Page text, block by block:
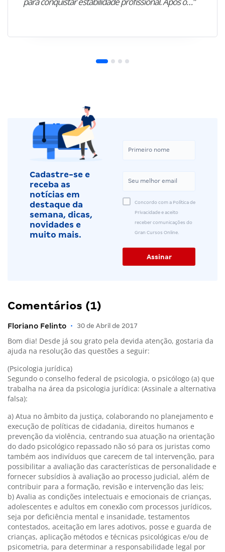
Cadastre-se e
receba as
notícias em
destaque da
semana, dicas,
novidades e
muito mais.
Concordo com a Política de
Privacidade e aceito
receber comunicações do
Gran Cursos Online.
Comentários (1)
Floriano Felinto • 30 de Abril de 2017
Bom dia! Desde já sou grato pela devida atenção, gostaria da
ajuda na resolução das questões a seguir:
(Psicologia jurídica)
Segundo o conselho federal de psicologia, o psicólogo (a) que
trabalha na área da psicologia jurídica: (Assinale a alternativa
falsa):
a) Atua no âmbito da justiça, colaborando no planejamento e
execução de políticas de cidadania, direitos humanos e
prevenção da violência, centrando sua atuação na orientação
do dado psicológico repassado não só para os juristas como
também aos indivíduos que carecem de tal intervenção, para
possibilitar a avaliação das características de personalidade e
fornecer subsídios à avaliação ao processo judicial, além de
contribuir para a formação, revisão e intervenção das leis;
b) Avalia as condições intelectuais e emocionais de crianças,
adolescentes e adultos em conexão com processos jurídicos,
seja por deficiência mental e insanidade, testamentos
contestados, aceitação em lares adotivos, posse e guarda de
crianças, aplicação métodos e técnicas psicológicas e/ou de
psicometria, para determinar a responsabilidade legal por